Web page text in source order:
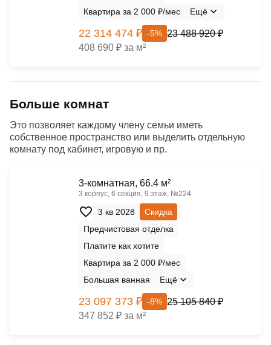
Квартира за 2 000 ₽/мес
Ещё
22 314 474 ₽ -5% 23 488 920 ₽
408 690 ₽ за м²
Больше комнат
Это позволяет каждому члену семьи иметь
собственное пространство или выделить отдельную
комнату под кабинет, игровую и пр.
3-комнатная, 66.4 м²
3 корпус, 6 секция, 9 этаж, №224
3 кв 2028
Скидка
Предчистовая отделка
Платите как хотите
Квартира за 2 000 ₽/мес
Большая ванная
Ещё
23 097 373 ₽ -8% 25 105 840 ₽
347 852 ₽ за м²